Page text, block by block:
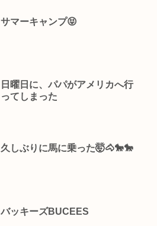
サマーキャンプ￼😝
日曜日に、パパがアメリカへ行
ってしまった
久しぶりに馬に乗った🤯🐴🐎🐎
バッキーズBUCEES